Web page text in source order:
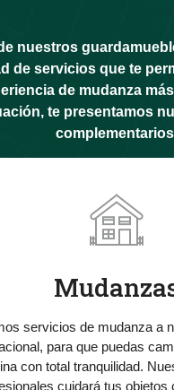
nuestros
de servicios que te
de mudanza
te presentamos
servicios de mudanza a
para que puedas
con total tranquilidad.
cuidará tus objetos